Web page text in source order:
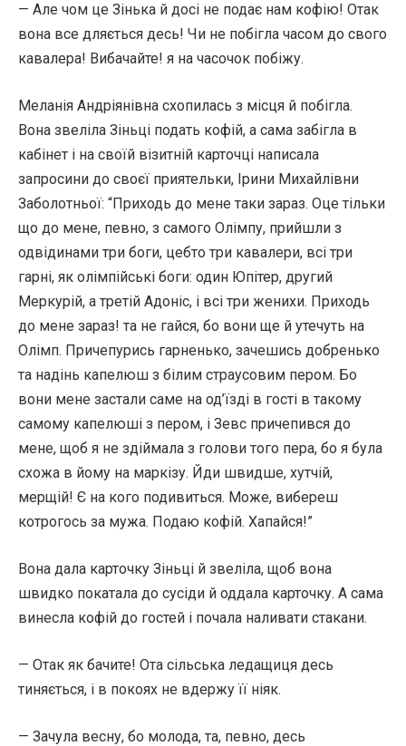
— Але чом це Зінька й досі не подає нам кофію! Отак
вона все дляється десь! Чи не побігла часом до свого
кавалера! Вибачайте! я на часочок побіжу.
Меланія Андріянівна схопилась з місця й побігла.
Вона звеліла Зіньці подать кофій, а сама забігла в
кабінет і на своїй візитній карточці написала
запросини до своєї приятельки, Ірини Михайлівни
Заболотньої: “Приходь до мене таки зараз. Оце тільки
що до мене, певно, з самого Олімпу, прийшли з
одвідинами три боги, цебто три кавалери, всі три
гарні, як олімпійські боги: один Юпітер, другий
Меркурій, а третій Адоніс, і всі три женихи. Приходь
до мене зараз! та не гайся, бо вони ще й утечуть на
Олімп. Причепурись гарненько, зачешись добренько
та надінь капелюш з білим страусовим пером. Бо
вони мене застали саме на од’їзді в гості в такому
самому капелюші з пером, і Зевс причепився до
мене, щоб я не здіймала з голови того пера, бо я була
схожа в йому на маркізу. Йди швидше, хутчій,
мерщій! Є на кого подивиться. Може, вибереш
котрогось за мужа. Подаю кофій. Хапайся!”
Вона дала карточку Зіньці й звеліла, щоб вона
швидко покатала до сусіди й оддала карточку. А сама
винесла кофій до гостей і почала наливати стакани.
— Отак як бачите! Ота сільська ледащиця десь
тиняється, і в покоях не вдержу її ніяк.
— Зачула весну, бо молода, та, певно, десь